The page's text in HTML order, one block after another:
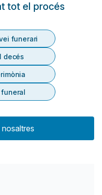
tot el procés
funerari
decés
funeral